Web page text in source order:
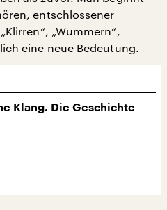
entschlossener
„Wummern“,
eine neue Bedeutung.
Klang. Die Geschichte